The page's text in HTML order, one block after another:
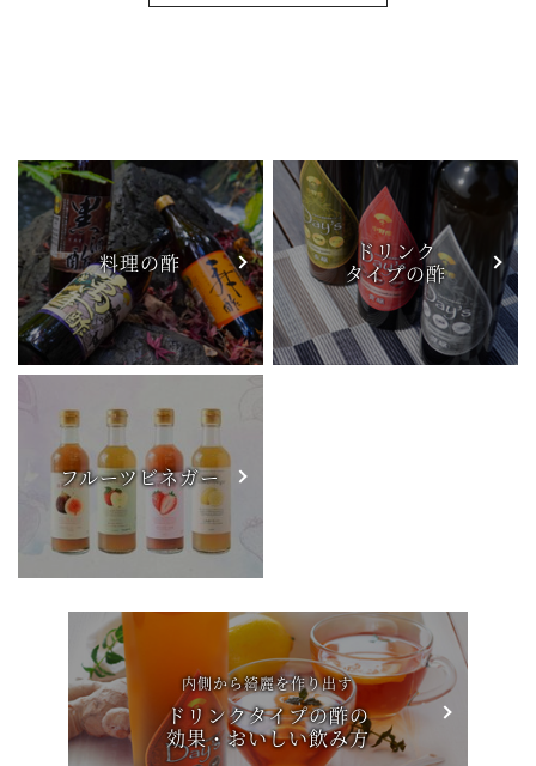
料理の酢
ドリンク
タイプの酢
フルーツビネガー
内側から綺麗を作り出す
ドリンクタイプの酢の
効果・おいしい飲み方